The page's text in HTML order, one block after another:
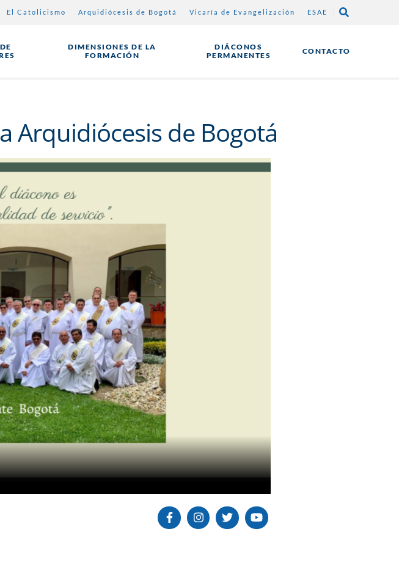
El Catolicismo Arquidiócesis de Bogotá Vicaría de Evangelización ESAE
DIMENSIONES DE LA
FORMACIÓN
DIÁCONOS
PERMANENTES
CONTACTO
Arquidiócesis de Bogotá